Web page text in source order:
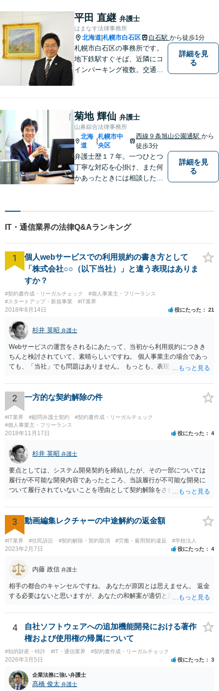
平田 直継 弁護士
はまなす法律事務所
北海道 札幌市白石区 白石駅 から徒歩1分
札幌市白石区の事務所です。
地下鉄駅すぐそば、近隣にコ
インパーキング複数。交通の
もアクセス良好。相続、交通
事故、離婚、債務整理など幅
広く対応する４０代の経験豊
富な弁護士です。
詳細を見
る
菊地 輝仙 弁護士
山鼻綜合法律事務所
北海
道
札幌市中
央区
西線９条旭山公園通駅 から
徒歩3分
弁護士歴１７年。一つひとつ
丁寧な対応を心掛け、また何
かあったときには相談したい
事事件、中小企業の支援など
詳細を見
る
IT・通信業界の法律Q&Aランキング
1
個人webサービスでの利用規約の書き方として
「株式会社○○（以下当社）」と違う表現はありま
すか？
#契約書作成・リーガルチェック
#個人事業主・フリーランス
#スタートアップ・新規事業
#IT業界
2018年8月14日 役にたった 21
杉井 英昭 弁護士
Webサービスの運営をされるにあたって、当初から利用規約につきき
ちんと検討されていて、素晴らしいですね。 個人事業主の場合であっ
ても、「当社」でも問題はありません。 もっとも、表現に違和感があ
さんが「ABCウェブサービス」の屋号で事業を運営する際には、「当
社」の代わりに「ABCウェブサービス」とか「ABCWS」を使う等で
す。
2 一方的な契約解除の件
#IT業界 #顧問弁護士契約
#契約書作成・リーガルチェック
#個人事業主・フリーランス
2018年11月17日 役にたった 4
杉井 英昭 弁護士
要点としては、システム開発契約を締結したが、その一部については
履行が不可能な開発内容であったところ、当該履行が不可能な開発に
ついて履行されていないことを理由として契約解除をされた。そこ
いうご質問であると理解しました。 まず、「物理的にできない開発で
一方的に契約不履行のように伝えられ」とのことですが、「物理的に
できない」と真に言えるのかどうか、なぜ「物理的にできない開発」
を請け負うことになったのかが問題です。 もし、「物理的にできな
い」という意味が、単に「契約に記載された納期では間に合わない」
ですから、契約解除は有効です。 「物理的にできない」が、そもそも
そのような開発は理論的に不可能（例えば、タイムマシンを作るとい
う契約等）であれば、契約自体が無効になる可能性があります。 いず
れの場合であっても、結局は、上記の「物理的にできない」部分を除
分だけでどれくらいの価値があるのか、が問題になります。 一般論は
以上で、より個別的なお話は、詳しい契約内容や開発内容を知る必要
と思います。
3 動画編集レクチャーの中途解約の返金額
#IT業界 #住民訴訟 #契約解除・契約取消 #労働・雇用契約違反 #学校法人
2023年2月7日 役にたった 4
内藤 政信 弁護士
相手の都合のキャンセルですね。 あなたが原因とは思えません。 返金
する必要はないと思いますが、あなたの和解案が適切と思います。
4
自社ソフトウェアへの追加機能開発における著作
権および使用権の帰属について
#知的財産・特許 #IT・通信業界 #契約書作成・リーガルチェック
2026年3月5日 役にたった 3
企業法務に強い弁護士
髙橋 俊太 弁護士